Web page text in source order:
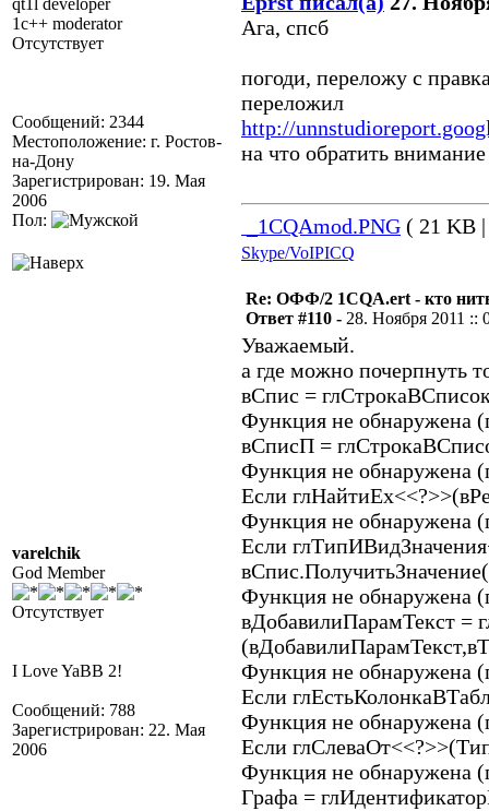
qt1l developer
1c++ moderator
Отсутствует
Сообщений: 2344
Местоположение: г. Ростов-
на-Дону
Зарегистрирован: 19. Мая
2006
Пол:
Ага, спсб
погоди, переложу с
переложил
http://
на что обратить
_1CQAmod.PNG ( 21 KB |
Skype/VoIPICQ
varelchik
God Member
Отсутствует
I Love YaBB 2!
Сообщений: 788
Зарегистрирован: 22. Мая
2006
Re: ОФФ/2 1CQA.ert - кто
Ответ #110 - 28. Ноября 2011 ::
Уважаемый.
а где можно почерпнуть
вСпис =
Функция не обнаружена
вСписП =
Функция не обнаружена
Если
Функция не обнаружена
Если
Функция не обнаружена
вДобавилиПарамТекст =
Функция не обнаружена
Если
Функция не обнаружена
Если
Функция не обнаружена
Графа =